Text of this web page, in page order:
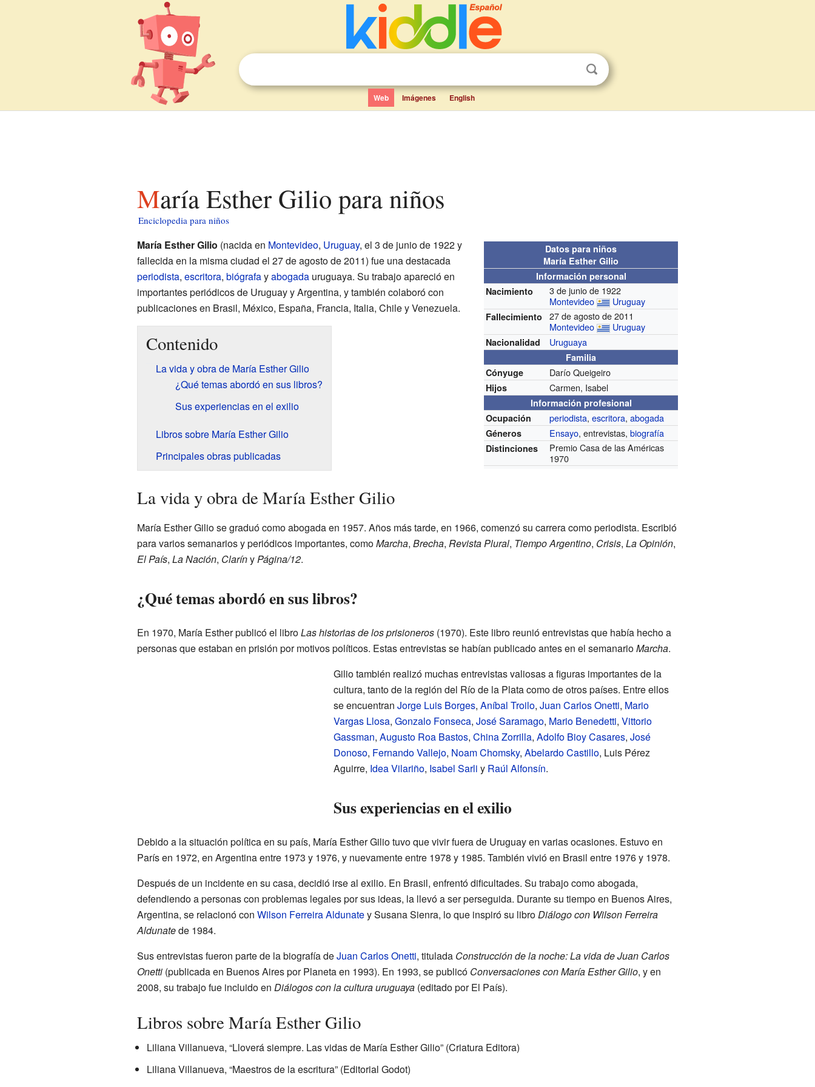
Web Imágenes English
María Esther Gilio para niños
Enciclopedia para niños
Datos para niños
María Esther Gilio
Información personal
Nacimiento
3 de junio de 1922
Montevideo
Uruguay
Fallecimiento
27 de agosto de 2011
Montevideo
Uruguay
Nacionalidad Uruguaya
Familia
Cónyuge
Darío Queigeiro
Hijos Carmen, Isabel
Información profesional
Ocupación
periodista,escritora,abogada
Géneros Ensayo, entrevistas,biografía
Distinciones
Premio Casa de las Américas
1970
María Esther Gilio (nacida en Montevideo, Uruguay, el 3 de junio de 1922 y
fallecida en la misma ciudad el 27 de agosto de 2011) fue una destacada
periodista, escritora, biógrafayabogadauruguaya. Su trabajo apareció en
importantes periódicos de Uruguay y Argentina, y también colaboró con
publicaciones en Brasil, México, España, Francia, Italia, Chile y Venezuela.
Contenido
La vida y obra de María Esther Gilio
¿Qué temas abordó en sus libros?
Sus experiencias en el exilio
Libros sobre María Esther Gilio
Principales obras publicadas
La vida y obra de María Esther Gilio
María Esther Gilio se graduó como abogada en 1957. Años más tarde, en 1966, comenzó su carrera como periodista. Escribió
para varios semanarios y periódicos importantes, comoMarcha, Brecha, Revista Plural, Tiempo Argentino, Crisis, La Opinión,
El País, La Nación, ClarínyPágina/12.
¿Qué temas abordó en sus libros?
En 1970, María Esther publicó el libroLas historias de los prisioneros(1970). Este libro reunió entrevistas que había hecho a
personas que estaban en prisión por motivos políticos. Estas entrevistas se habían publicado antes en el semanarioMarcha.
Gilio también realizó muchas entrevistas valiosas a figuras importantes de la
cultura, tanto de la región del Río de la Plata como de otros países. Entre ellos
se encuentran Jorge Luis Borges, Aníbal Troilo, Juan Carlos Onetti, Mario
Vargas Llosa, Gonzalo Fonseca, José Saramago, Mario Benedetti, Vittorio
Gassman, Augusto Roa Bastos, China Zorrilla, Adolfo Bioy Casares, José
Donoso, Fernando Vallejo, Noam Chomsky, Abelardo Castillo, Luis Pérez
Aguirre, Idea Vilariño, Isabel Sarli y Raúl Alfonsín.
Sus experiencias en el exilio
Debido a la situación política en su país, María Esther Gilio tuvo que vivir fuera de Uruguay en varias ocasiones. Estuvo en
París en 1972, en Argentina entre 1973 y 1976, y nuevamente entre 1978 y 1985. También vivió en Brasil entre 1976 y 1978.
Después de un incidente en su casa, decidió irse al exilio. En Brasil, enfrentó dificultades. Su trabajo como abogada,
defendiendo a personas con problemas legales por sus ideas, la llevó a ser perseguida. Durante su tiempo en Buenos Aires,
Argentina, se relacionó con Wilson Ferreira Aldunatey Susana Sienra, lo que inspiró su libroDiálogo con Wilson Ferreira
Aldunatede 1984.
Sus entrevistas fueron parte de la biografía deJuan Carlos Onetti, titulada Construcción de la noche: La vida de Juan Carlos
Onetti(publicada en Buenos Aires por Planeta en 1993). En 1993, se publicó Conversaciones con María Esther Gilio, y en
2008, su trabajo fue incluido en Diálogos con la cultura uruguaya(editado por El País).
Libros sobre María Esther Gilio
Liliana Villanueva, “Lloverá siempre. Las vidas de María Esther Gilio” (Criatura Editora)
Liliana Villanueva, “Maestros de la escritura” (Editorial Godot)